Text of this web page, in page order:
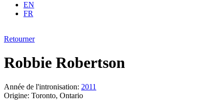
EN
FR
Retourner
Robbie Robertson
Année de l'intronisation: 2011
Origine: Toronto, Ontario